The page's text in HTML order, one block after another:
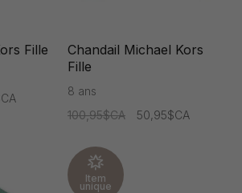
Fille
Chandail Michael Kors
Fille
8 ans
100,95$CA
50,95$CA
Item
unique